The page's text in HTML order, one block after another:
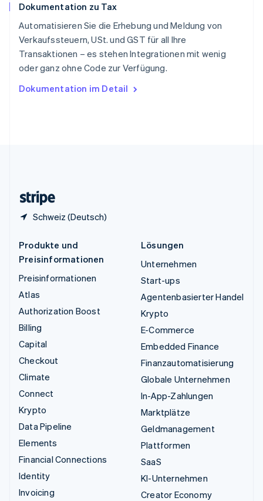
Dokumentation zu Tax
Automatisieren Sie die Erhebung und Meldung von
Verkaufssteuern, USt. und GST für all Ihre
Transaktionen – es stehen Integrationen mit wenig
oder ganz ohne Code zur Verfügung.
Dokumentation im Detail
Schweiz (Deutsch)
Spanien
EspañolEnglish
Thailand
Tschechische Republik
English
English
Produkte und
Preisinformationen
Preisinformationen
Atlas
Authorization Boost
Billing
Capital
Checkout
Climate
Connect
Krypto
Data Pipeline
Elements
Financial Connections
Identity
Invoicing
Lösungen
Unternehmen
Start-ups
Agentenbasierter Handel
Krypto
E-Commerce
Embedded Finance
Finanzautomatisierung
Globale Unternehmen
In-App-Zahlungen
Marktplätze
Geldmanagement
Plattformen
SaaS
KI-Unternehmen
Creator Economy